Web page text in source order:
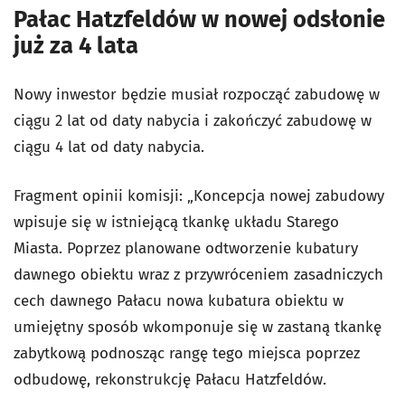
Pałac Hatzfeldów w nowej odsłonie
już za 4 lata
Nowy inwestor będzie musiał rozpocząć zabudowę w
ciągu 2 lat od daty nabycia i zakończyć zabudowę w
ciągu 4 lat od daty nabycia.
Fragment opinii komisji: „Koncepcja nowej zabudowy
wpisuje się w istniejącą tkankę układu Starego
Miasta. Poprzez planowane odtworzenie kubatury
dawnego obiektu wraz z przywróceniem zasadniczych
cech dawnego Pałacu nowa kubatura obiektu w
umiejętny sposób wkomponuje się w zastaną tkankę
zabytkową podnosząc rangę tego miejsca poprzez
odbudowę, rekonstrukcję Pałacu Hatzfeldów.